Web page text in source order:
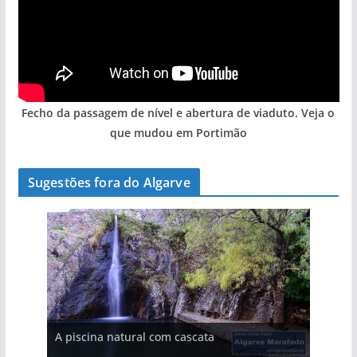
Fecho da passagem de nível e abertura de viaduto. Veja o
que mudou em Portimão
Sugestões fora do Algarve
A piscina natural com cascata
A aldeia mais portuguesa de Portugal (com
vídeo)
As portas do rio Tejo (com vídeo)
Foto do dia: a terra algarvia que se abre como
Foto do dia: a praia algarvia que respira
Foto do dia: esta igreja algarvia já teve a torre
Foto do dia: o Algarve tem mais de 200 km de